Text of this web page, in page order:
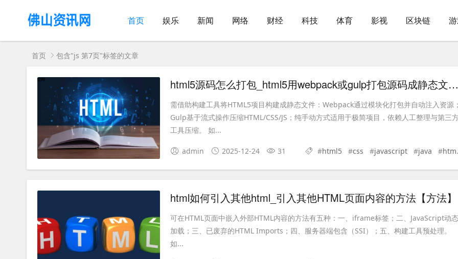
首页 娱乐 新闻 网络 财经 科技 体育 影视 区块链
首页 包含"js 第7页"标签的文章
html5源码怎么打包_html5用webpack或gulp打包源码成静态文件【打包】
需借助构建工具将HTML5项目构建成静态文件：Webpack通过模块化打包并自动注入资源
Gulp基于流式操作压缩HTML/CSS/JS；纯手动方式适用于极简项目，依赖人工整理与第三
工具压缩。 如...
admin 2025-12-24 31 #html5 #css #javascript #java #html
html如何引入其他html_引入其他HTML页面内容的方法【方法】
可在HTML页面中嵌入外部HTML内容的方法有五种：一、iframe标签；二、JavaScript动态
加载；三、已废弃的HTML Imports；四、服务器端包含（SSI）；五、构建工具预处理。
如...